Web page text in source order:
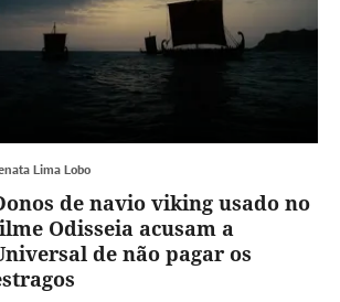
Lima Lobo
de navio viking usado no
Odisseia acusam a
de não pagar os